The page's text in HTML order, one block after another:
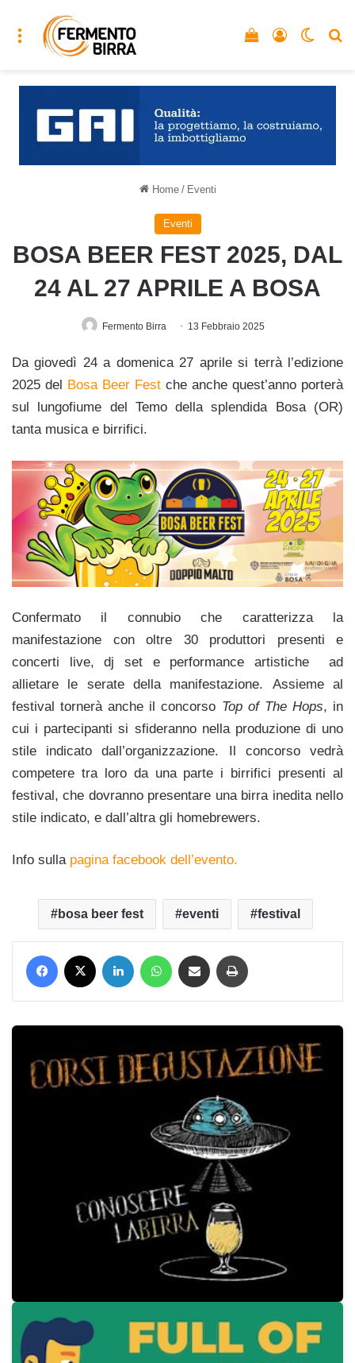
Menu Accedi
Vedi il carrello
Home / Eventi
Eventi
BOSA BEER FEST 2025, DAL
24 AL 27 APRILE A BOSA
Fermento Birra 13 Febbraio 2025
Da giovedì 24 a domenica 27 aprile si terrà l’edizione
2025 del Bosa Beer Fest che anche quest’anno porterà
sul lungofiume del Temo della splendida Bosa (OR)
tanta musica e birrifici.
Confermato il connubio che caratterizza la
manifestazione con oltre 30 produttori presenti e
concerti live, dj set e performance artistiche ad
allietare le serate della manifestazione. Assieme al
festival tornerà anche il concorso Top of The Hops, in
cui i partecipanti si sfideranno nella produzione di uno
stile indicato dall’organizzazione. Il concorso vedrà
competere tra loro da una parte i birrifici presenti al
festival, che dovranno presentare una birra inedita nello
stile indicato, e dall’altra gli homebrewers.
Info sulla pagina facebook dell’evento.
bosa beer fest eventi festival
Facebook LinkedIn WhatsApp Condividi via mail